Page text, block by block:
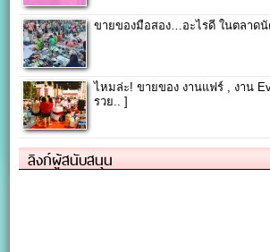
ขายของมือสอง…อะไรดี ในตลาด
ไหมล่ะ! ขายของ งานแฟร์ , งาน
รวย.. ]
ลิงก์ผู้สนับสนุน